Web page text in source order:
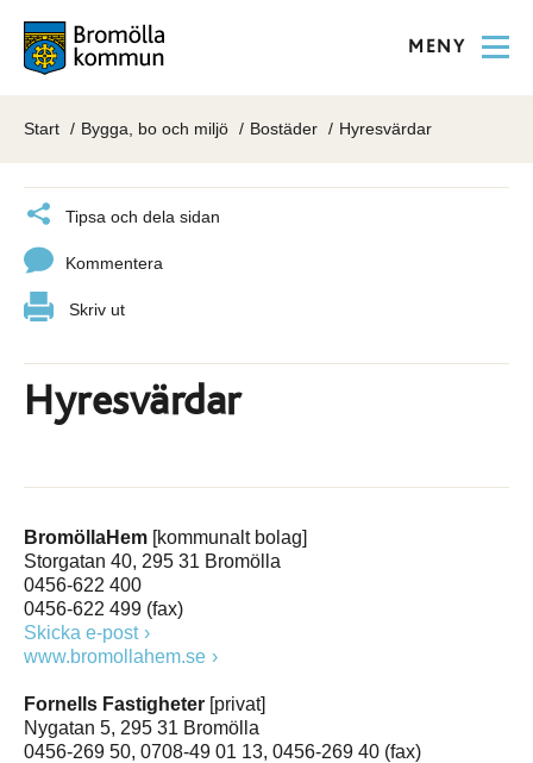
MENY
Start Bygga, bo och miljö Bostäder Hyresvärdar
Tipsa och dela sidan
Kommentera
Skriv ut
Hyresvärdar
BromöllaHem [kommunalt bolag]
Storgatan 40, 295 31 Bromölla
0456-622 400
0456-622 499 (fax)
Skicka e-post
www.bromollahem.se
Fornells Fastigheter [privat]
Nygatan 5, 295 31 Bromölla
0456-269 50, 0708-49 01 13, 0456-269 40 (fax)